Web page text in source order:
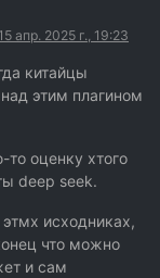
15 апр. 2025 г., 19:23
китайцы
этим плагином
то оценку хтого
deep seek.
исходниках,
что можно
и сам